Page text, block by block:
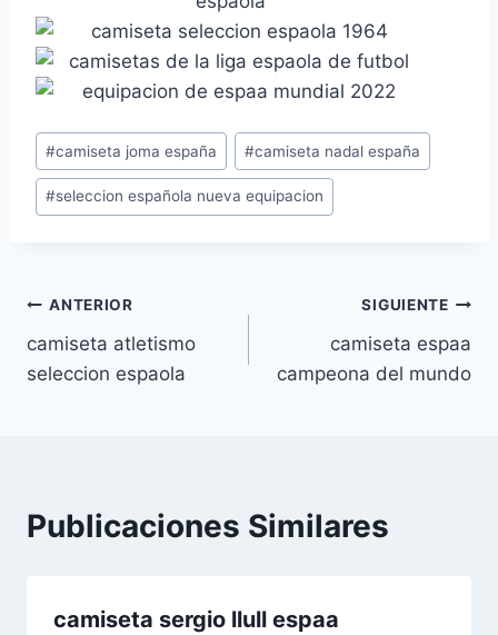
Etiquetas
de
la
#camiseta joma españa #camiseta nadal españa
#seleccion española nueva equipacion
Navegación
de
ANTERIOR
camiseta atletismo
seleccion espaola
SIGUIENTE
camiseta espaa
campeona del mundo
Publicaciones Similares
camiseta sergio llull espaa